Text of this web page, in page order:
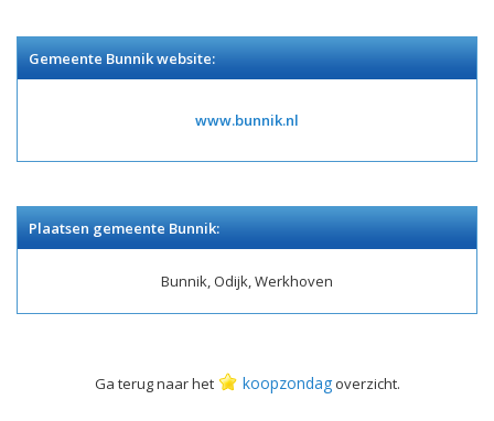
Gemeente Bunnik website:
www.bunnik.nl
Plaatsen gemeente Bunnik:
Bunnik, Odijk, Werkhoven
Ga terug naar het koopzondagoverzicht.